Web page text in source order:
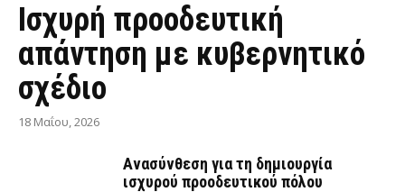
Ισχυρή προοδευτική
απάντηση με κυβερνητικό
σχέδιο
18 Μαΐου, 2026
Ανασύνθεση για τη δημιουργία
ισχυρού προοδευτικού πόλου